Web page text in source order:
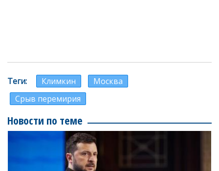
Теги Климкин
Москва
Срыв перемирия
Новости по теме